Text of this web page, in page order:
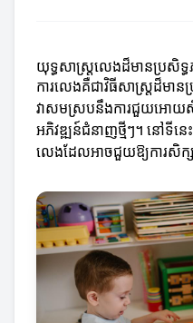
យុទ្ធសាស្ត្រលេងដ៏មានប្រសិទ្
ការលេងគឺជាវិធីសាស្ត្រដ៏មាន
វាសមស្របនឹងការជួយអោ
អភិវឌ្ឍន៍ជំនាញថ្មីៗ។ នៅទីន
លេងដែលអាចជួយឱ្យការសិក្ស